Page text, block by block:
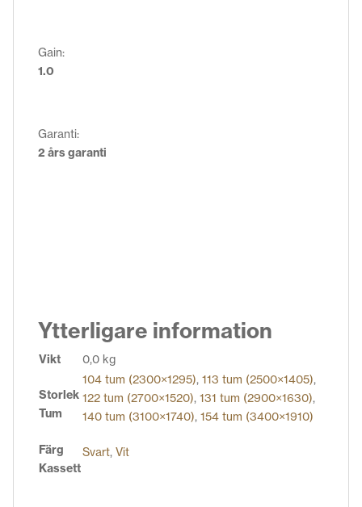
Gain:
1.0
Garanti:
2 års garanti
Ytterligare information
Vikt 0,0 kg
Storlek
Tum
104 tum (2300×1295), 113 tum (2500×1405),
122 tum (2700×1520), 131 tum (2900×1630),
140 tum (3100×1740), 154 tum (3400×1910)
Färg
Kassett
Svart, Vit